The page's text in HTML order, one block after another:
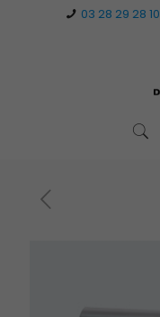
03 28 29 28 10